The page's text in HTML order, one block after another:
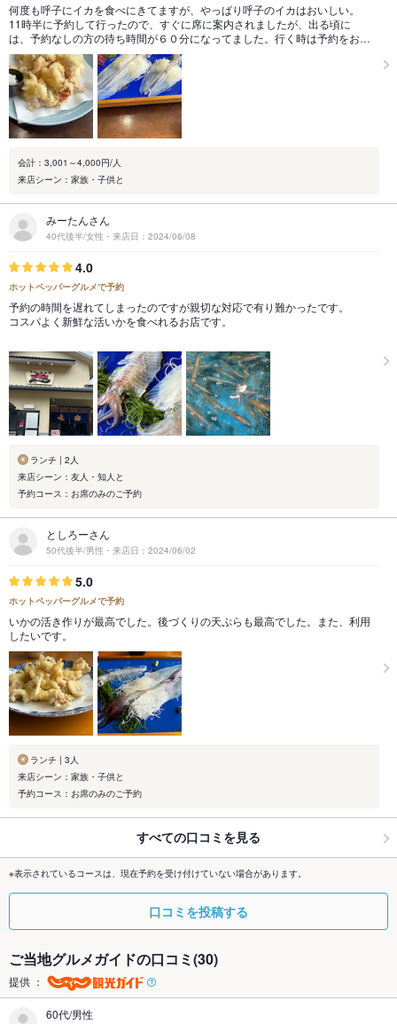
何度も呼子にイカを食べにきてますが、やっぱり呼子のイカはおいしい。
11時半に予約して行ったので、すぐに席に案内されましたが、出る頃に
は、予約なしの方の待ち時間が６０分になってました。行く時は予約をお…
会計：3,001～4,000円/人
来店シーン：家族・子供と
みーたんさん
40代後半/女性・来店日：2024/06/08
4.0
ホットペッパーグルメで予約
予約の時間を遅れてしまったのですが親切な対応で有り難かったです。
コスパよく新鮮な活いかを食べれるお店です。
ランチ | 2人
来店シーン：友人・知人と
予約コース：お席のみのご予約
としろーさん
50代後半/男性・来店日：2024/06/02
5.0
ホットペッパーグルメで予約
いかの活き作りが最高でした。後づくりの天ぷらも最高でした。また、利用
したいです。
ランチ | 3人
来店シーン：家族・子供と
予約コース：お席のみのご予約
すべての口コミを見る
※表示されているコースは、現在予約を受け付けていない場合があります。
口コミを投稿する
ご当地グルメガイドの口コミ(30)
提供 ：
60代/男性